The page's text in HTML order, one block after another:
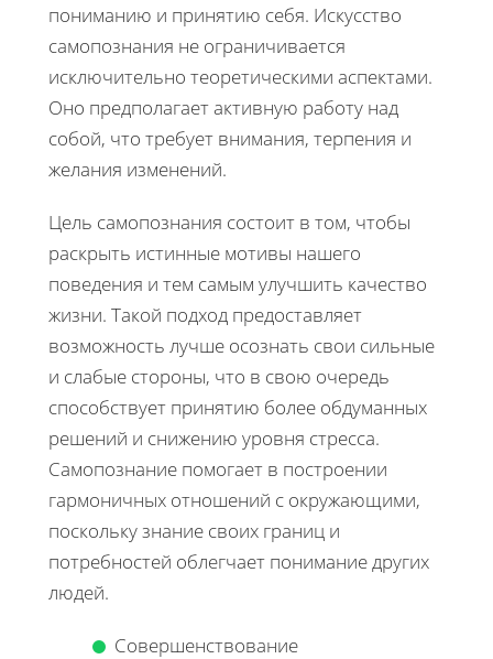
пониманию и принятию себя. Искусство
самопознания не ограничивается
исключительно теоретическими аспектами.
Оно предполагает активную работу над
собой, что требует внимания, терпения и
желания изменений.
Цель самопознания состоит в том, чтобы
раскрыть истинные мотивы нашего
поведения и тем самым улучшить качество
жизни. Такой подход предоставляет
возможность лучше осознать свои сильные
и слабые стороны, что в свою очередь
способствует принятию более обдуманных
решений и снижению уровня стресса.
Самопознание помогает в построении
гармоничных отношений с окружающими,
поскольку знание своих границ и
потребностей облегчает понимание других
людей.
Совершенствование